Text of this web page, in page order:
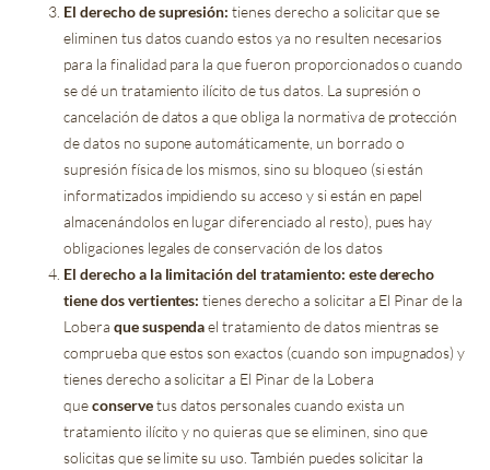
El derecho de supresión:tienes derecho a solicitar que se
eliminen tus datos cuando estos ya no resulten necesarios
para la finalidad para la que fueron proporcionados o cuando
se dé un tratamiento ilícito de tus datos. La supresión o
cancelación de datos a que obliga la normativa de protección
de datos no supone automáticamente, un borrado o
supresión física de los mismos, sino su bloqueo (si están
informatizados impidiendo su acceso y si están en papel
almacenándolos en lugar diferenciado al resto), pues hay
obligaciones legales de conservación de los datos
El derecho a la limitación del tratamiento: este derecho
tiene dos vertientes:tienes derecho a solicitar a El Pinar de la
Lobera que suspendael tratamiento de datos mientras se
comprueba que estos son exactos (cuando son impugnados) y
tienes derecho a solicitar a El Pinar de la Lobera
queconservetus datos personales cuando exista un
tratamiento ilícito y no quieras que se eliminen, sino que
solicitas que se limite su uso. También puedes solicitar la